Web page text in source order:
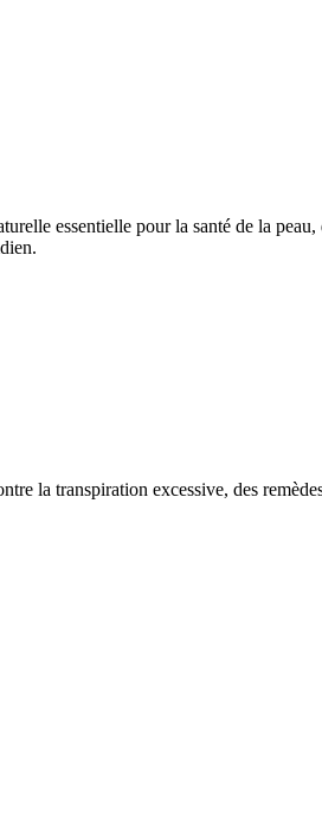
essentielle pour la santé de la
la transpiration excessive, des